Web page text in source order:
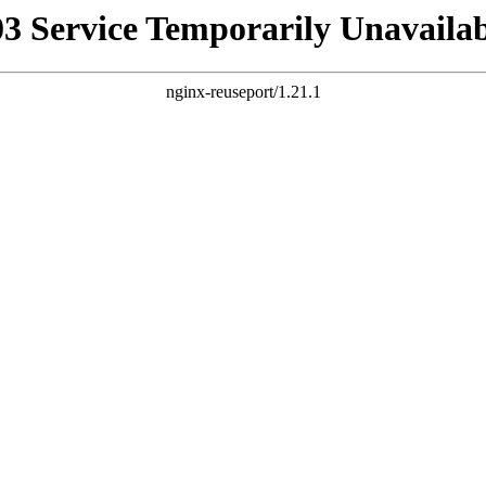
Service Temporarily
nginx-reuseport/1.21.1